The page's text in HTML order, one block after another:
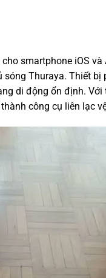
smartphone iOS
Thuraya. Thiết
di động ổn định.
công cụ liên lạc